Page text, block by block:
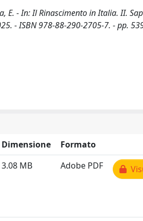
E. - In: Il Rinascimento in Italia. II.
- ISBN 978-88-290-2705-7. - pp.
Dimensione
Formato
3.08 MB Adobe PDF